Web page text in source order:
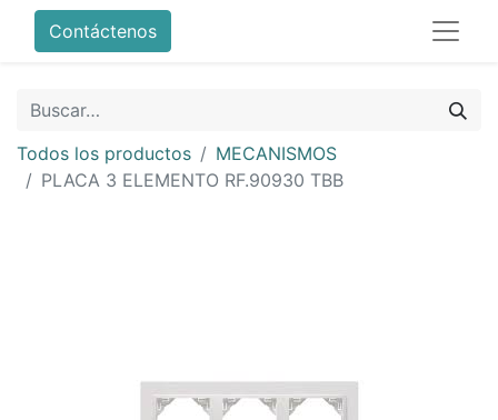
Contáctenos
Todos los productos
MECANISMOS
PLACA 3 ELEMENTO RF.90930 TBB